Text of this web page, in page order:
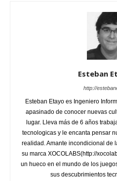
Esteban
http://
Esteban Etayo es Ingeniero
apasinado de conocer nuevas
lugar. Lleva más de 6 años
tecnologicas y le encanta pensar
realidad. Amante incondicional de
su marca XOCOLABS(http://
un hueco en el mundo de los
sus descubrimientos